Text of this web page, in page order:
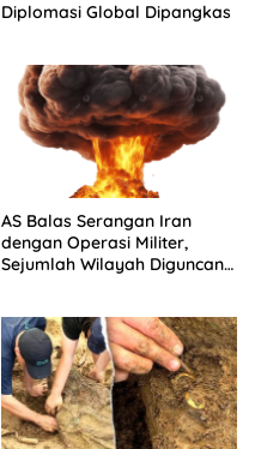
Diplomasi Global Dipangkas
AS Balas Serangan Iran
dengan Operasi Militer,
Sejumlah Wilayah Diguncang